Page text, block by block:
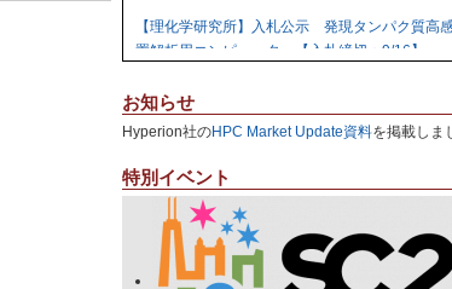
【理化学研究所】入札公示 発現タンパク質高
置解析用コンピュータ 【入札締切：9/16】
【日本原子力研究開発機構】資料招請 ＧＰＵ計
2026/07/24
【日本原子力研究開発機構】入札公示 炉心損傷
ラスタ計算機の購入 【入札締切：9/29】
2026/07/23
お知らせ
Hyperion社のHPC Market Update資料を掲載しま
特別イベント